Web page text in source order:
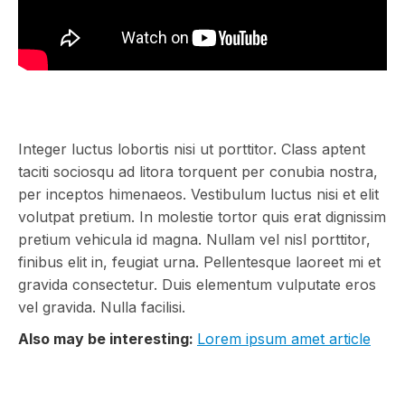
Integer luctus lobortis nisi ut porttitor. Class aptent
taciti sociosqu ad litora torquent per conubia nostra,
per inceptos himenaeos. Vestibulum luctus nisi et elit
volutpat pretium. In molestie tortor quis erat dignissim
pretium vehicula id magna. Nullam vel nisl porttitor,
finibus elit in, feugiat urna. Pellentesque laoreet mi et
gravida consectetur. Duis elementum vulputate eros
vel gravida. Nulla facilisi.
Also may be interesting: Lorem ipsum amet article